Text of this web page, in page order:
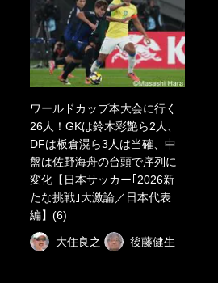
ワールドカップ本大会に行く
26人！GKは鈴木彩艶ら2人、
DFは板倉滉ら3人は当確、中
盤は佐野海舟の台頭で序列に
変化【日本サッカー｢2026新
たな挑戦｣大激論／日本代表
編】(6)
大住良之 後藤健生